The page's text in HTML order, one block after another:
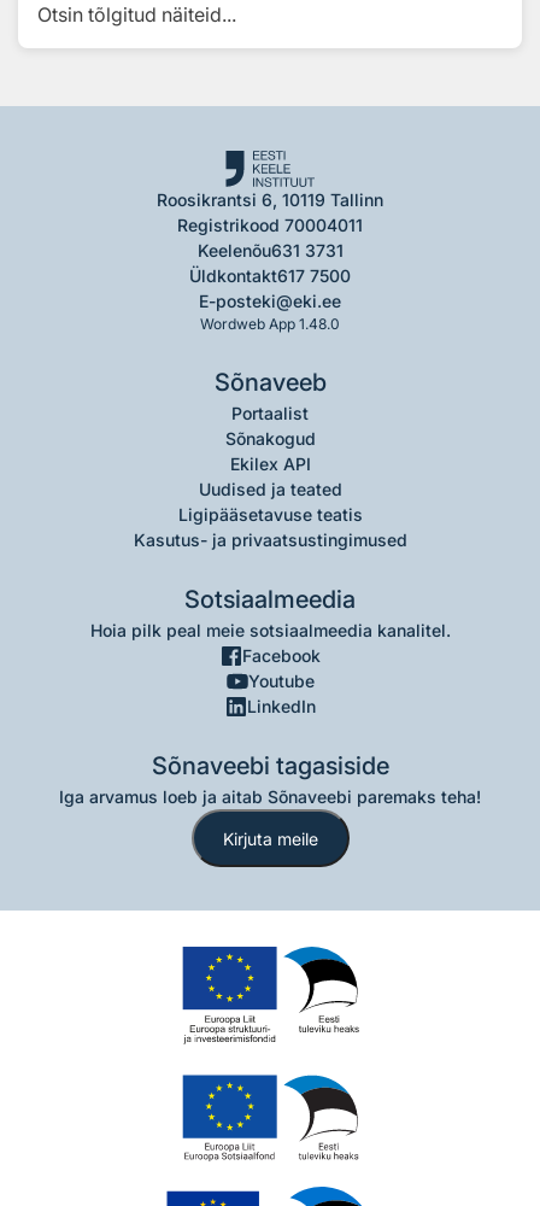
Otsin tõlgitud näiteid...
Roosikrantsi 6, 10119 Tallinn
Registrikood 70004011
Keelenõu631 3731
Üldkontakt617 7500
E-posteki@eki.ee
Wordweb App 1.48.0
Sõnaveeb
Portaalist
Sõnakogud
Ekilex API
Uudised ja teated
Ligipääsetavuse teatis
Kasutus- ja privaatsustingimused
Sotsiaalmeedia
Hoia pilk peal meie sotsiaalmeedia kanalitel.
Facebook
Youtube
LinkedIn
Sõnaveebi tagasiside
Iga arvamus loeb ja aitab Sõnaveebi paremaks teha!
Kirjuta meile